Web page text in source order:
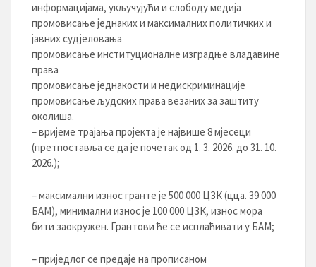
информацијама, укључујући и слободу медија
промовисање једнаких и максималних политичких и
јавних судјеловања
промовисање институционалне изградње владавине
права
промовисање једнакости и недискриминације
промовисање људских права везаних за заштиту
околиша.
– вријеме трајања пројекта је највише 8 мјесеци
(претпоставља се да је почетак од 1. 3. 2026. до 31. 10.
2026.);
– максимални износ гранте је 500 000 ЦЗК (цца. 39 000
БАМ), минимални износ је 100 000 ЦЗК, износ мора
бити заокружен. Грантови ће се исплаћивати у БАМ;
– приједлог се предаје на прописаном